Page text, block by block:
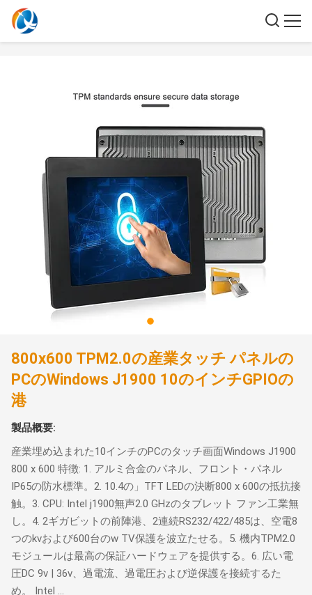
800x600 TPM2.0の産業タッチ パネルの
PCのWindows J1900 10のインチGPIOの
港
製品概要:
産業埋め込まれた10インチのPCのタッチ画面Windows J1900
800 x 600 特徴: 1. アルミ合金のパネル、フロント・パネル
IP65の防水標準。2. 10.4の」TFT LEDの決断800 x 600の抵抗接
触。3. CPU: Intel j1900無声2.0 GHzのタブレット ファン工業無
し。4. 2ギガビットの前陣港、2連続RS232/422/485は、空電8
つのkvおよび600台のw TV保護を波立たせる。5. 機内TPM2.0
モジュールは最高の保証ハードウェアを提供する。6. 広い電
圧DC 9v | 36v、過電流、過電圧および逆保護を接続するた
め。 Intel ...